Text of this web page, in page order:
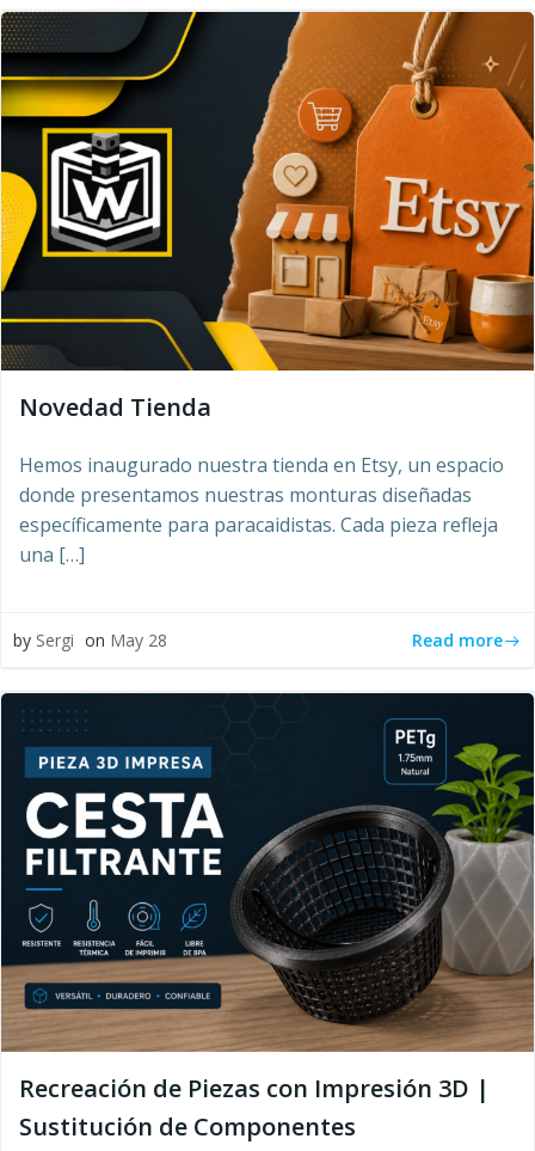
Novedad Tienda
Hemos inaugurado nuestra tienda en Etsy, un espacio
donde presentamos nuestras monturas diseñadas
específicamente para paracaidistas. Cada pieza refleja
una […]
by Sergi on May 28 Read more
Recreación de Piezas con Impresión 3D |
Sustitución de Componentes